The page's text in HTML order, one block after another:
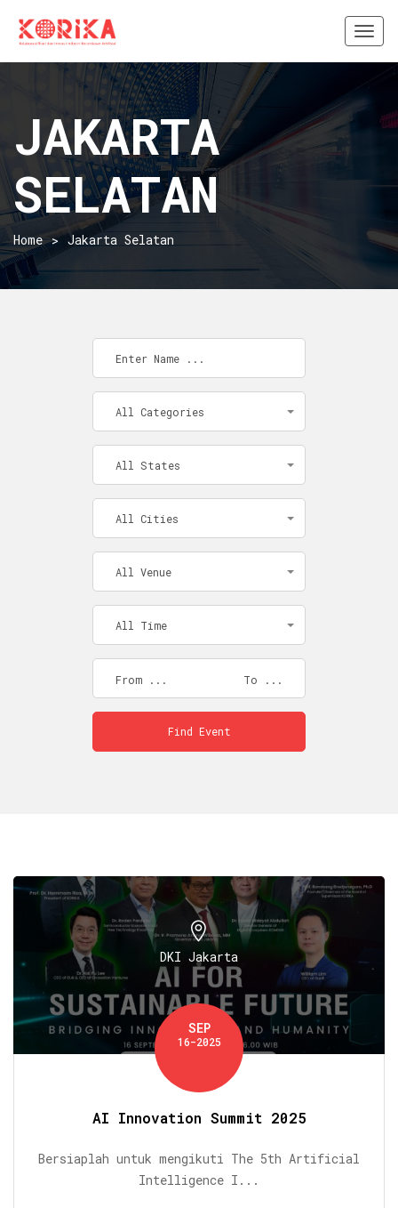
JAKARTA
SELATAN
Home Jakarta Selatan
All Categories
All States
All Cities
All Venue
All Time
DKI Jakarta
SEP
16-2025
AI Innovation Summit 2025
Bersiaplah untuk mengikuti The 5th Artificial
Intelligence I...